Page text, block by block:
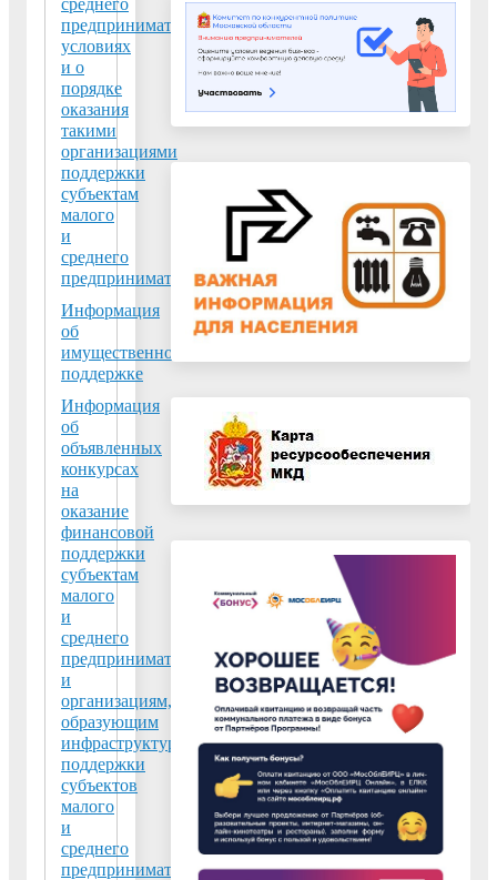
предпринимательства,
условиях
и о
порядке
оказания
такими
организациями
поддержки
субъектам
малого
и
среднего
предпринимательства
Информация
об
имущественной
поддержке
Информация
об
объявленных
конкурсах
на
оказание
финансовой
поддержки
субъектам
малого
и
среднего
предпринимательства
и
организациям,
образующим
инфраструктуру
поддержки
субъектов
малого
и
среднего
предпринимательства